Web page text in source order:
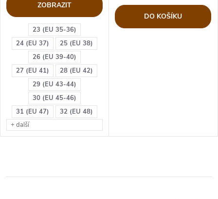
23 (EU 35-36)
24 (EU 37)
25 (EU 38)
26 (EU 39-40)
27 (EU 41)
28 (EU 42)
29 (EU 43-44)
30 (EU 45-46)
31 (EU 47)
32 (EU 48)
+ další
ZOBRAZIT
DO KOŠÍKU